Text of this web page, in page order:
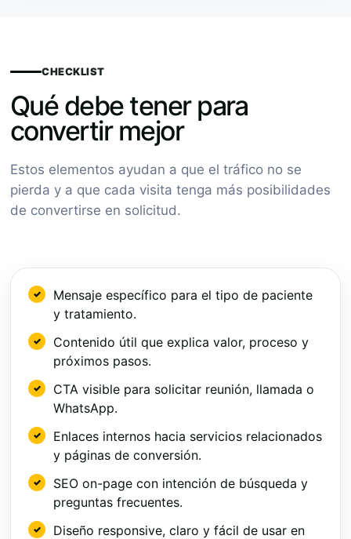
CHECKLIST
Qué debe tener para
convertir mejor
Estos elementos ayudan a que el tráfico no se
pierda y a que cada visita tenga más posibilidades
de convertirse en solicitud.
Mensaje específico para el tipo de paciente
y tratamiento.
Contenido útil que explica valor, proceso y
próximos pasos.
CTA visible para solicitar reunión, llamada o
WhatsApp.
Enlaces internos hacia servicios relacionados
y páginas de conversión.
SEO on-page con intención de búsqueda y
preguntas frecuentes.
Diseño responsive, claro y fácil de usar en